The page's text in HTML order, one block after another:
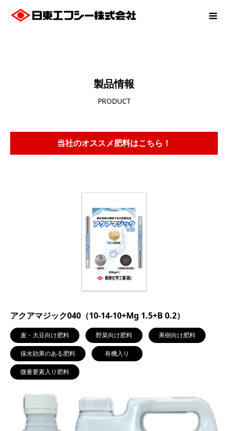
製品情報
PRODUCT
当社のオススメ肥料はこちら！
アクアマジック040（10-14-10+Mg 1.5+B 0.2）
麦・大豆向け肥料 野菜向け肥料 果樹向け肥料
保水効果のある肥料 有機入り
微量要素入り肥料